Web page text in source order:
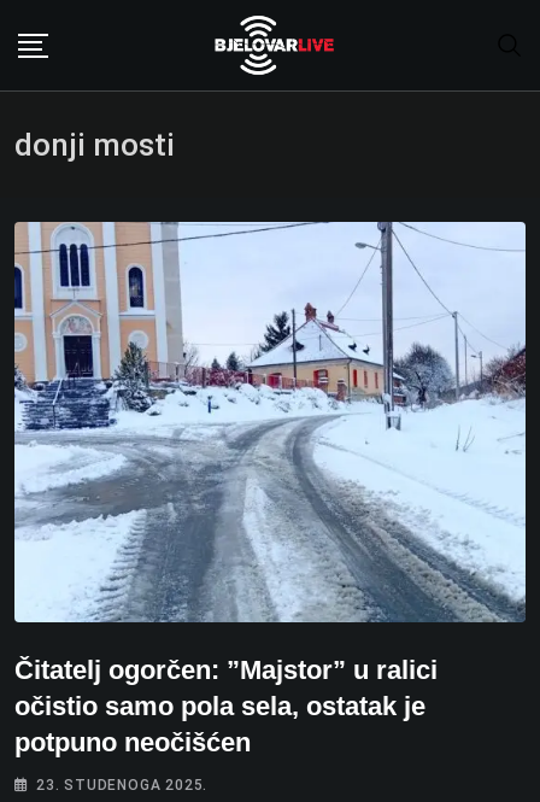
donji mosti
Čitatelj ogorčen: ”Majstor” u ralici
očistio samo pola sela, ostatak je
potpuno neočišćen
23. STUDENOGA 2025.